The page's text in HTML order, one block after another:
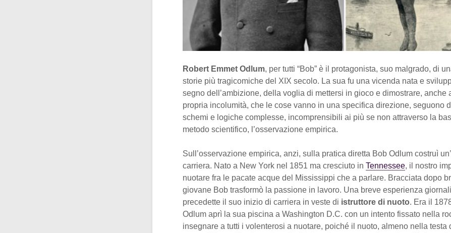
Robert Emmet Odlum, per tutti “Bob” è il protagonista, suo malgrado, di
storie più tragicomiche del XIX secolo. La sua fu una vicenda nata e
segno dell’ambizione, della voglia di mettersi in gioco e dimostrare, anche
propria incolumità, che le cose vanno in una specifica direzione, seguono
schemi e logiche complesse, incomprensibili ai più se non attraverso la
metodo scientifico, l’osservazione empirica.
Sull’osservazione empirica, anzi, sulla pratica diretta Bob Odlum costruì
carriera. Nato a New York nel 1851 ma cresciuto in Tennessee, il nostro
nuotare fra le pacate acque del Mississippi che a parlare. Bracciata dopo
giovane Bob trasformò la passione in lavoro. Una breve esperienza
precedette il suo inizio di carriera in veste di istruttore di nuoto. Era il
Odlum aprì la sua piscina a Washington D.C. con un intento fissato nella
insegnare a tutti i volenterosi a nuotare, poiché il nuoto, almeno nella testa